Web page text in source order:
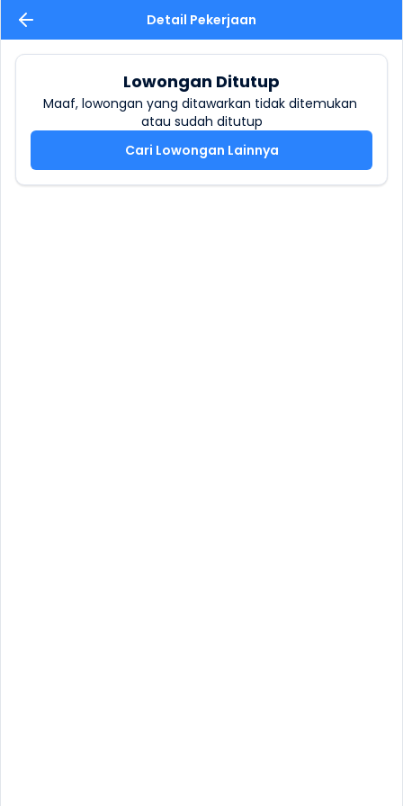
Detail Pekerjaan
Lowongan Ditutup
Maaf, lowongan yang ditawarkan tidak ditemukan
atau sudah ditutup
Cari Lowongan Lainnya